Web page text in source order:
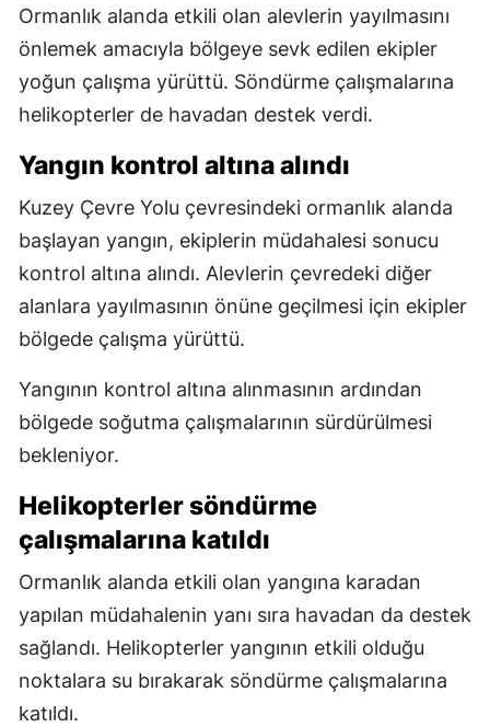
Ormanlık alanda etkili olan alevlerin yayılmasını
önlemek amacıyla bölgeye sevk edilen ekipler
yoğun çalışma yürüttü. Söndürme çalışmalarına
helikopterler de havadan destek verdi.
Yangın kontrol altına alındı
Kuzey Çevre Yolu çevresindeki ormanlık alanda
başlayan yangın, ekiplerin müdahalesi sonucu
kontrol altına alındı. Alevlerin çevredeki diğer
alanlara yayılmasının önüne geçilmesi için ekipler
bölgede çalışma yürüttü.
Yangının kontrol altına alınmasının ardından
bölgede soğutma çalışmalarının sürdürülmesi
bekleniyor.
Helikopterler söndürme
çalışmalarına katıldı
Ormanlık alanda etkili olan yangına karadan
yapılan müdahalenin yanı sıra havadan da destek
sağlandı. Helikopterler yangının etkili olduğu
noktalara su bırakarak söndürme çalışmalarına
katıldı.